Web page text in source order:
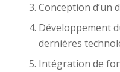
Conception d’un
Développement
dernières
Intégration de